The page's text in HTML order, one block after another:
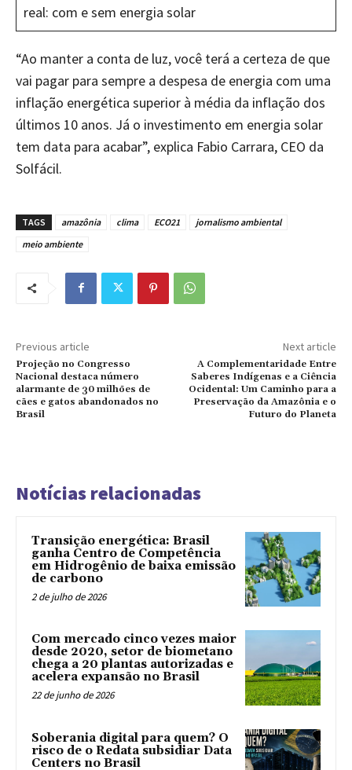
real: com e sem energia solar
“Ao manter a conta de luz, você terá a certeza de que
vai pagar para sempre a despesa de energia com uma
inflação energética superior à média da inflação dos
últimos 10 anos. Já o investimento em energia solar
tem data para acabar”, explica Fabio Carrara, CEO da
Solfácil.
TAGS amazônia clima ECO21
jornalismo ambiental
meio ambiente
Previous article
Projeção no Congresso
Nacional destaca número
alarmante de 30 milhões de
cães e gatos abandonados no
Brasil
Next article
A Complementaridade Entre
Saberes Indígenas e a Ciência
Ocidental: Um Caminho para a
Preservação da Amazônia e o
Futuro do Planeta
Notícias relacionadas
Transição energética: Brasil
ganha Centro de Competência
em Hidrogênio de baixa emissão
de carbono
2 de julho de 2026
Com mercado cinco vezes maior
desde 2020, setor de biometano
chega a 20 plantas autorizadas e
acelera expansão no Brasil
22 de junho de 2026
Soberania digital para quem? O
risco de o Redata subsidiar Data
Centers no Brasil